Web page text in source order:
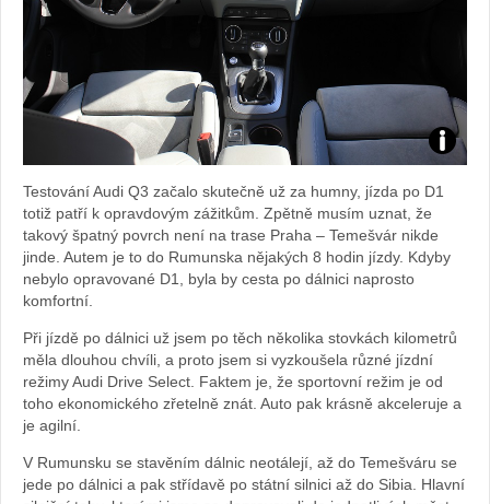
Foto:
Sabina
Testování Audi Q3 začalo skutečně už za humny, jízda po D1
totiž patří k opravdovým zážitkům. Zpětně musím uznat, že
takový špatný povrch není na trase Praha – Temešvár nikde
jinde. Autem je to do Rumunska nějakých 8 hodin jízdy. Kdyby
nebylo opravované D1, byla by cesta po dálnici naprosto
komfortní.
Při jízdě po dálnici už jsem po těch několika stovkách kilometrů
měla dlouhou chvíli, a proto jsem si vyzkoušela různé jízdní
režimy Audi Drive Select. Faktem je, že sportovní režim je od
toho ekonomického zřetelně znát. Auto pak krásně akceleruje a
je agilní.
V Rumunsku se stavěním dálnic neotálejí, až do Temešváru se
jede po dálnici a pak střídavě po státní silnici až do Sibia. Hlavní